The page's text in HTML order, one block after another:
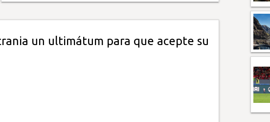
un ultimátum para que acepte su